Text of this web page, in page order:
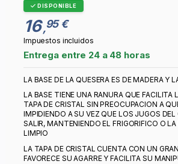
DISPONIBLE
16 ,95 €
Impuestos incluidos
Entrega entre 24 a 48 horas
LA BASE DE LA QUESERA ES DE MADERA Y
LA BASE TIENE UNA RANURA QUE FACILITA
TAPA DE CRISTAL SIN PREOCUPACION A
IMPIDIENDO A SU VEZ QUE LOS JUGOS
SALIR, MANTENIENDO EL FRIGORIFICO O LA
LIMPIO
LA TAPA DE CRISTAL CUENTA CON UN
FAVORECE SU AGARRE Y FACILITA SU